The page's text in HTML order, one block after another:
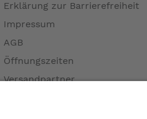
Erklärung zur Barrierefreiheit
Impressum
AGB
Öffnungszeiten
Versandpartner